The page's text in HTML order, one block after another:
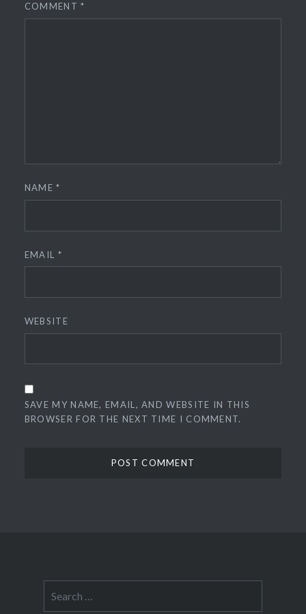
COMMENT*
NAME*
EMAIL *
WEBSITE
SAVE MY NAME, EMAIL, AND WEBSITE IN THIS
BROWSER FOR THE NEXT TIME I COMMENT.
for: